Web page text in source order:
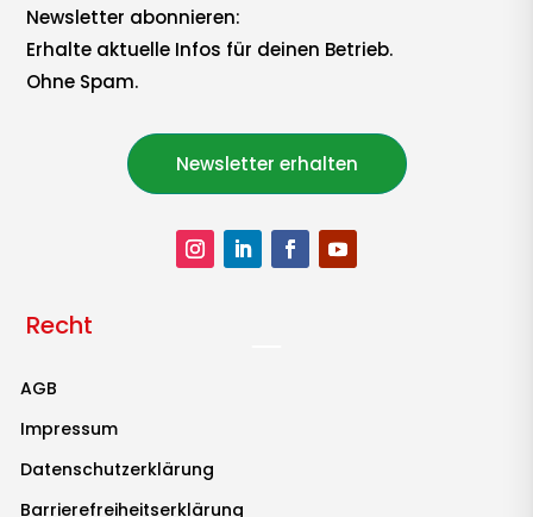
Newsletter abonnieren:
Erhalte aktuelle Infos für deinen Betrieb.
Ohne Spam.
Newsletter erhalten
Recht
AGB
Impressum
Datenschutzerklärung
Barrierefreiheitserklärung